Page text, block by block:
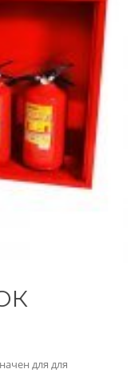
для для